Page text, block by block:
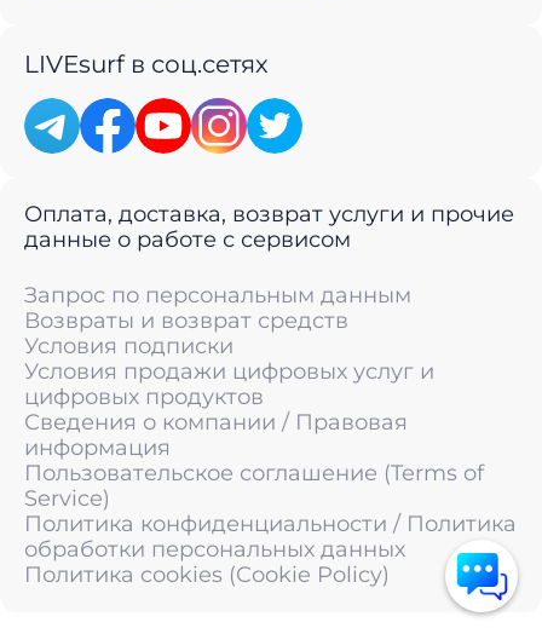
LIVEsurf в соц.сетях
Оплата, доставка, возврат услуги и прочие
данные о работе с сервисом
Запрос по персональным данным
Возвраты и возврат средств
Условия подписки
Условия продажи цифровых услуг и
цифровых продуктов
Сведения о компании / Правовая
информация
Пользовательское соглашение (Terms of
Service)
Политика конфиденциальности / Политика
обработки персональных данных
Политика cookies (Cookie Policy)